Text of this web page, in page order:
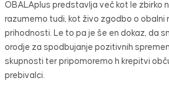
OBALAplus predstavlja več kot le zbirko
razumemo tudi, kot živo zgodbo o obalni
prihodnosti. Le to pa je še en dokaz, da
orodje za spodbujanje pozitivnih
skupnosti ter pripomoremo h krepitvi
prebivalci.